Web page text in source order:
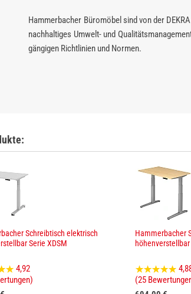
Hammerbacher Büromöbel sind von der
nachhaltiges Umwelt- und
gängigen Richtlinien und Normen.
Schreibtisch elektrisch
Serie XDSM
4,92
Hammerbacher
(25